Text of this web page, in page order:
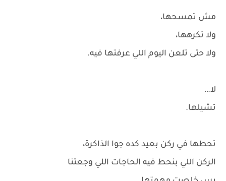
مش تمسحها،
ولا تكرهها،
ولا حتى تلعن اليوم اللي عرفتها فيه.
لا…
تشيلها.
تحطها في ركن بعيد كده جوا الذاكرة،
الركن اللي بنحط فيه الحاجات اللي وجعتنا